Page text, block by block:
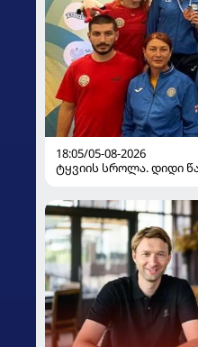
18:05/05-08-2026
ტყვიის სროლა. დიდი